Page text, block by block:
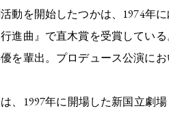
動を開始したつかは、1974年
進曲』で直木賞を受賞してい
を輩出。プロデュース公演に
、1997年に開場した新国立劇